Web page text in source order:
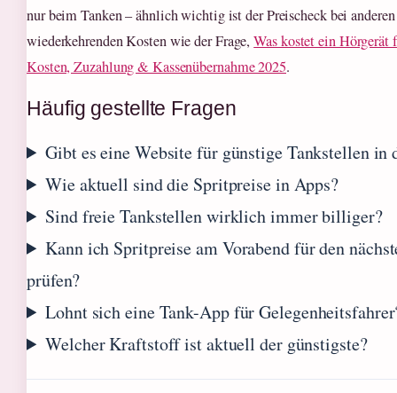
nur beim Tanken – ähnlich wichtig ist der Preischeck bei anderen
wiederkehrenden Kosten wie der Frage,Was kostet ein Hörgerät
Kosten, Zuzahlung & Kassenübernahme 2025.
Häufig gestellte Fragen
Gibt es eine Website für günstige Tankstellen in
Wie aktuell sind die Spritpreise in Apps?
Sind freie Tankstellen wirklich immer billiger?
Kann ich Spritpreise am Vorabend für den
prüfen?
Lohnt sich eine Tank-App für
Welcher Kraftstoff ist aktuell der günstigste?